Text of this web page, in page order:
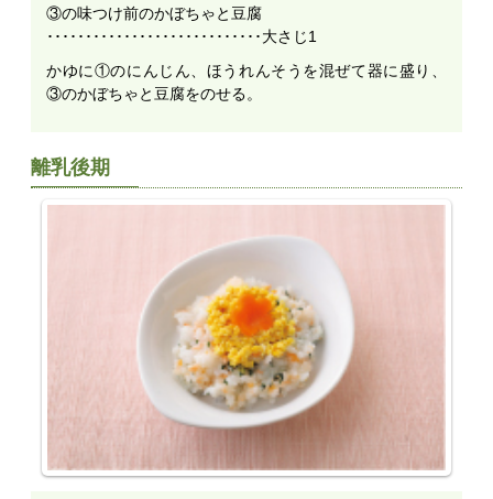
③の味つけ前のかぼちゃと豆腐
････････････････････････････大さじ1
かゆに①のにんじん、ほうれんそうを混ぜて器に盛り、
③のかぼちゃと豆腐をのせる。
離乳後期